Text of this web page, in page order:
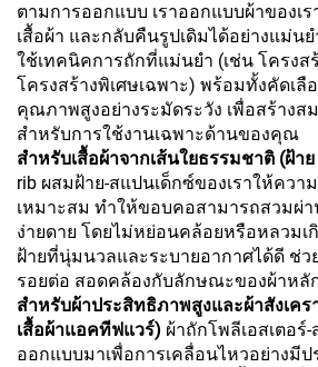
ตามการออกแบบ เราออกแบบผ้าของเ
เสื้อผ้า และกลับคืนรูปเดิมได้อย่างแม่น
ใช้เทคนิคการถักที่แม่นยำ (เช่น โครงส
โครงสร้างพิเศษเฉพาะ) พร้อมทั้งคัดเลื
คุณภาพสูงอย่างระมัดระวัง เพื่อสร้าง
สำหรับการใช้งานเฉพาะด้านของคุณ
สำหรับเสื้อผ้าจากเส้นใยธรรมชาติ (ฝ้า
rib ผสมฝ้าย-สแปนเด็กซ์ของเราให้คว
เหมาะสม ทำให้ขอบคอสามารถสวมผ่า
ง่ายดาย โดยไม่หย่อนคล้อยหรือหลวมเ
ฝ้ายที่นุ่มนวลและระบายอากาศได้ดี ช่ว
รอยต่อ สอดคล้องกับลักษณะของผ้าห
สำหรับผ้าประสิทธิภาพสูงและผ้าสังเคร
เสื้อผ้าแอคทีฟแวร์) ผ้าถักโพลีเอสเตอร์
ออกแบบมาเพื่อการเคลื่อนไหวอย่างมี